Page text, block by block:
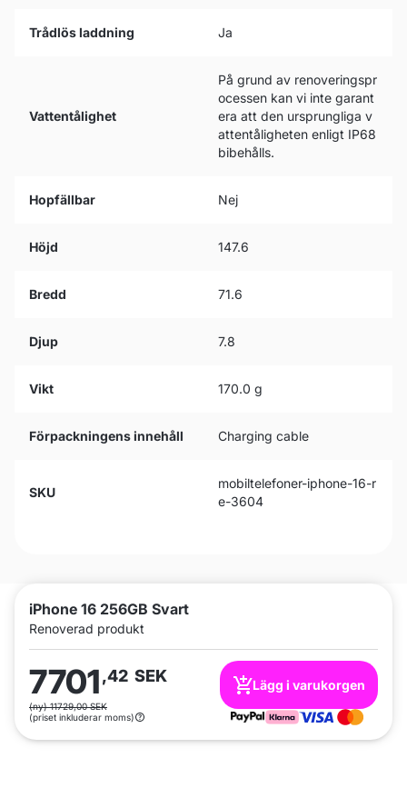
iPhone 16 256GB Svart
Renoverad produkt
7701,42 SEK
(ny) 11729,00 SEK
(priset inkluderar moms)
Lägg i varukorgen
Trådlös laddning Ja
Vattentålighet
På grund av renoveringspr
ocessen kan vi inte garant
era att den ursprungliga v
attentåligheten enligt IP68
bibehålls.
Hopfällbar Nej
Höjd 147.6
Bredd 71.6
Djup 7.8
Vikt 170.0 g
Förpackningens innehåll Charging cable
SKU
mobiltelefoner-iphone-16-r
e-3604